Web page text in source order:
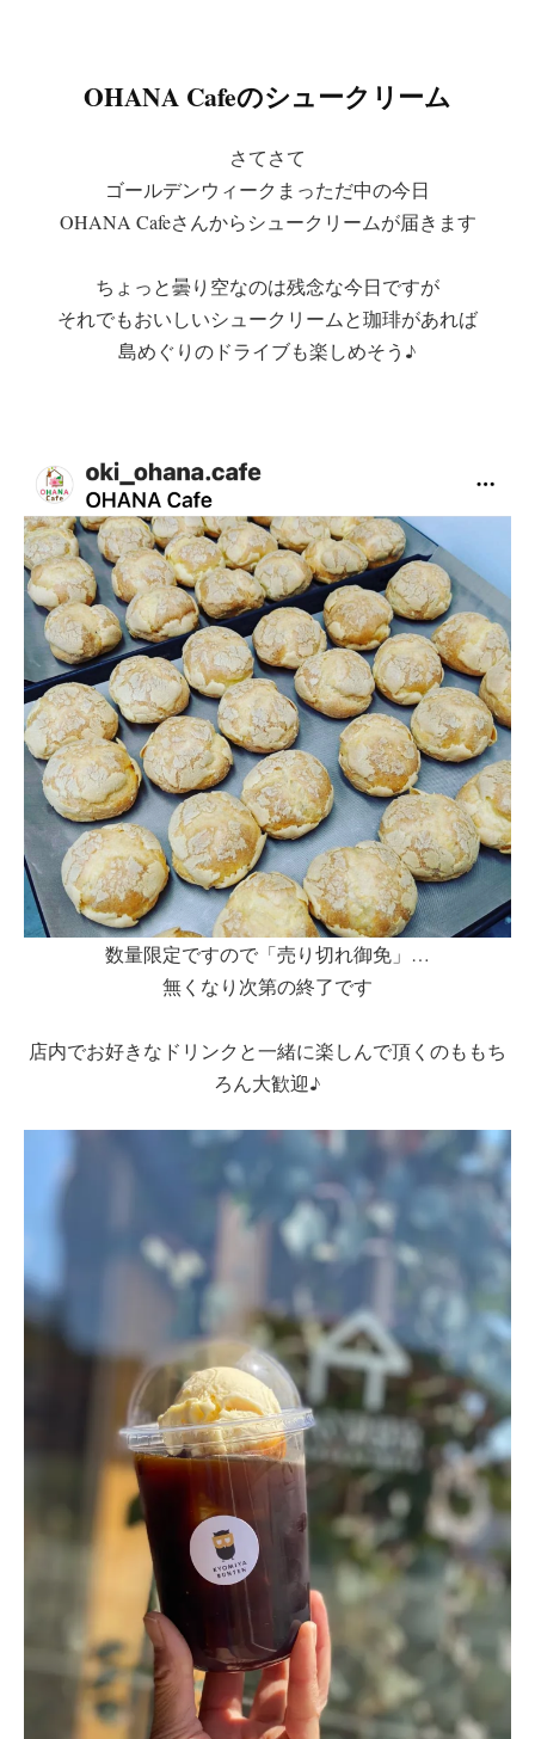
OHANA Cafeのシュークリーム
さてさて
ゴールデンウィークまっただ中の今日
OHANA Cafeさんからシュークリームが届きます
ちょっと曇り空なのは残念な今日ですが
それでもおいしいシュークリームと珈琲があれば
島めぐりのドライブも楽しめそう♪
数量限定ですので「売り切れ御免」…
無くなり次第の終了です
店内でお好きなドリンクと一緒に楽しんで頂くのももち
ろん大歓迎♪